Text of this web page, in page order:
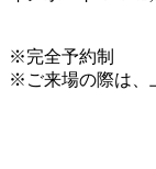
※完全予約制
※ご来場の際は、